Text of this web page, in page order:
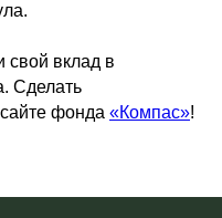
свой вклад в
Сделать
фонда «Компас»!